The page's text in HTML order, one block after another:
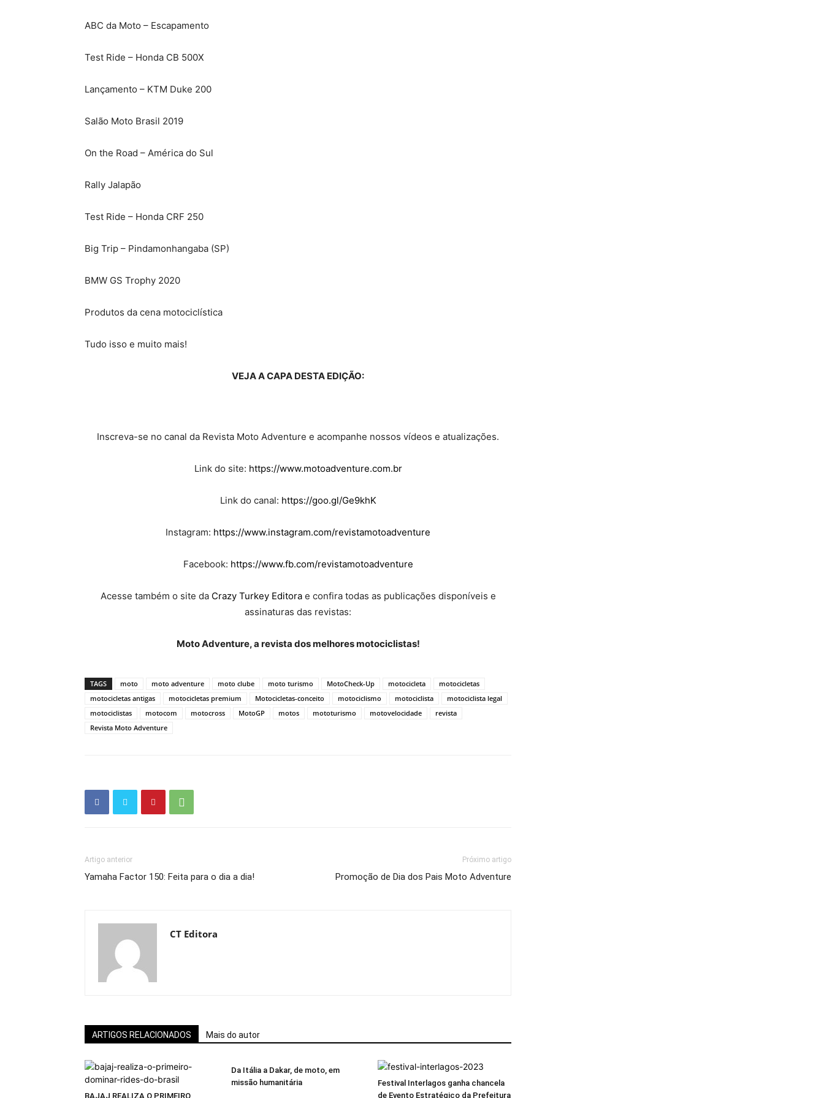
ABC da Moto – Escapamento
Test Ride – Honda CB 500X
Lançamento – KTM Duke 200
Salão Moto Brasil 2019
On the Road – América do Sul
Rally Jalapão
Test Ride – Honda CRF 250
Big Trip – Pindamonhangaba (SP)
BMW GS Trophy 2020
Produtos da cena motociclística
Tudo isso e muito mais!
VEJA A CAPA DESTA EDIÇÃO:
Inscreva-se no canal da Revista Moto Adventure e acompanhe nossos vídeos e atualizações.
Link do site: https://www.motoadventure.com.br
Link do canal: https://goo.gl/Ge9khK
Instagram: https://www.instagram.com/revistamotoadventure
Facebook: https://www.fb.com/revistamotoadventure
Acesse também o site da Crazy Turkey Editorae confira todas as publicações disponíveis e
assinaturas das revistas:
Moto Adventure, a revista dos melhores motociclistas!
TAGS moto moto adventure moto clube moto turismo MotoCheck-Up motocicleta
motocicletas
motocicletas antigas
motocicletas premium Motocicletas-conceito motociclismo motociclista
motociclista legal
motociclistas
motocom motocross MotoGP motos mototurismo motovelocidade
revista
Revista Moto Adventure
Artigo anterior
Yamaha Factor 150: Feita para o dia a dia!
Próximo artigo
Promoção de Dia dos Pais Moto Adventure
CT Editora
ARTIGOS RELACIONADOS Mais do autor
BAJAJ REALIZA O PRIMEIRO
Da Itália a Dakar, de moto, em
missão humanitária
Festival Interlagos ganha chancela
de Evento Estratégico da Prefeitura